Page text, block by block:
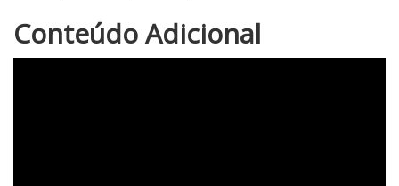
N
o
Conteúdo Adicional